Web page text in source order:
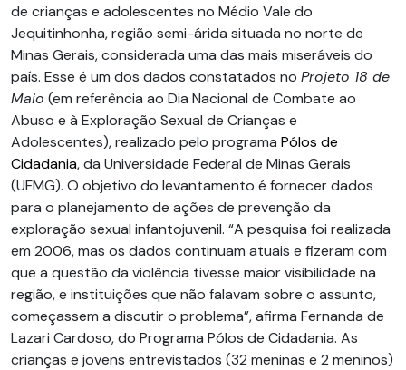
de crianças e adolescentes no Médio Vale do
Jequitinhonha, região semi-árida situada no norte de
Minas Gerais, considerada uma das mais miseráveis do
país. Esse é um dos dados constatados no Projeto 18 de
Maio (em referência ao Dia Nacional de Combate ao
Abuso e à Exploração Sexual de Crianças e
Adolescentes), realizado pelo programa Pólos de
Cidadania, da Universidade Federal de Minas Gerais
(UFMG). O objetivo do levantamento é fornecer dados
para o planejamento de ações de prevenção da
exploração sexual infantojuvenil. “A pesquisa foi realizada
em 2006, mas os dados continuam atuais e fizeram com
que a questão da violência tivesse maior visibilidade na
região, e instituições que não falavam sobre o assunto,
começassem a discutir o problema”, afirma Fernanda de
Lazari Cardoso, do Programa Pólos de Cidadania. As
crianças e jovens entrevistados (32 meninas e 2 meninos)